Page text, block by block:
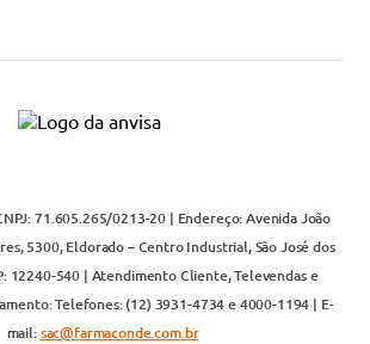
71.605.265/0213-20 | Endereço: Avenida João
5300, Eldorado – Centro Industrial, São José dos
12240-540 | Atendimento Cliente, Televendas e
Telefones: (12) 3931-4734 e 4000-1194 | E-
mail:sac@farmaconde.com.br